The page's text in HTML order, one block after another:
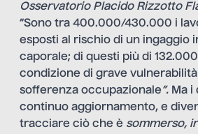
Osservatorio Placido Rizzotto
“Sono tra 400.000/430.000 i
esposti al rischio di un ingaggio
caporale; di questi più di
condizione di grave
sofferenza occupazionale”. Ma i
continuo aggiornamento, e
tracciare ciò che è sommerso,